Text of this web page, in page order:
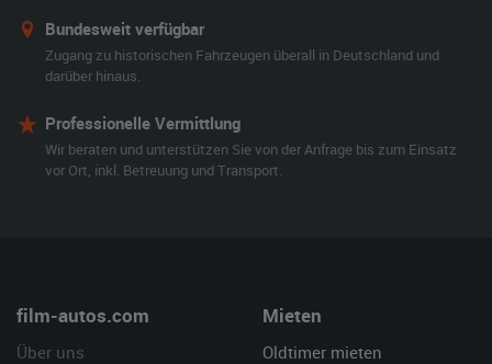
Bundesweit verfügbar
Zugang zu historischen Fahrzeugen überall in Deutschland und
darüber hinaus.
Professionelle Vermittlung
Wir beraten und unterstützen Sie von der Anfrage bis zum Einsatz
vor Ort, inkl. Betreuung und Transport.
film-autos.com
Über uns
Mieten
Oldtimer mieten